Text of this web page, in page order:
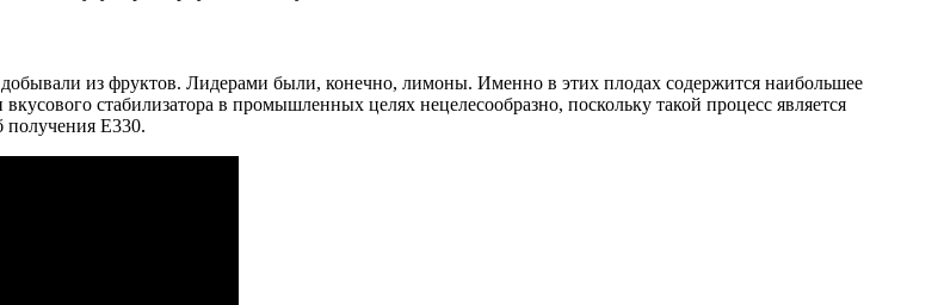
из фруктов. Лидерами были, конечно, лимоны. Именно в этих плодах содержится наибольшее
стабилизатора в промышленных целях нецелесообразно, поскольку такой процесс является
получения Е330.